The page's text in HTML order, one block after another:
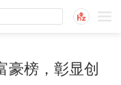
豪榜，彰显创